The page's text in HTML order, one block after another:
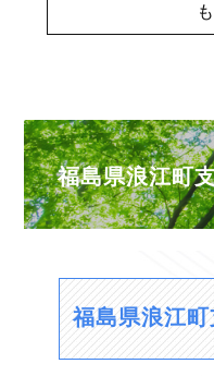
福島県浪江町
福島県浪江